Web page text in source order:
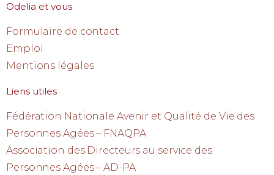
Odelia et vous
Formulaire de contact
Emploi
Mentions légales
Liens utiles
Fédération Nationale Avenir et Qualité de Vie des
Personnes Agées – FNAQPA
Association des Directeurs au service des
Personnes Agées – AD-PA